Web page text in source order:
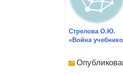
Стрелова О.Ю.
«Война